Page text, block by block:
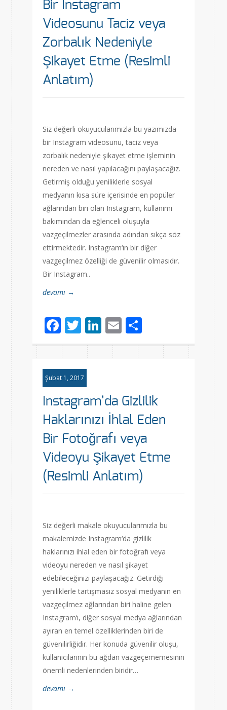
Bir Instagram
Videosunu Taciz veya
Zorbalık Nedeniyle
Şikayet Etme (Resimli
Anlatım)
Siz değerli okuyucularımızla bu yazımızda
bir Instagram videosunu, taciz veya
zorbalık nedeniyle şikayet etme işleminin
nereden ve nasıl yapılacağını paylaşacağız.
Getirmiş olduğu yeniliklerle sosyal
medyanın kısa süre içerisinde en popüler
ağlarından biri olan Instagram, kullanımı
bakımından da eğlenceli oluşuyla
vazgeçilmezler arasında adından sıkça söz
ettirmektedir. Instagram‘ın bir diğer
vazgeçilmez özelliği de güvenilir olmasıdır.
Bir Instagram..
devamı →
Facebook
Twitter
LinkedIn
Email
Şubat 1, 2017
Instagram’da Gizlilik
Haklarınızı İhlal Eden
Bir Fotoğrafı veya
Videoyu Şikayet Etme
(Resimli Anlatım)
Siz değerli makale okuyucularımızla bu
makalemizde Instagram‘da gizlilik
haklarınızı ihlal eden bir fotoğrafı veya
videoyu nereden ve nasıl şikayet
edebileceğinizi paylaşacağız. Getirdiği
yeniliklerle tartışmasız sosyal medyanın en
vazgeçilmez ağlarından biri haline gelen
Instagram‘ı, diğer sosyal medya ağlarından
ayıran en temel özelliklerinden biri de
güvenilirliğidir. Her konuda güvenilir oluşu,
kullanıcılarının bu ağdan vazgeçememesinin
önemli nedenlerinden biridir…
devamı →